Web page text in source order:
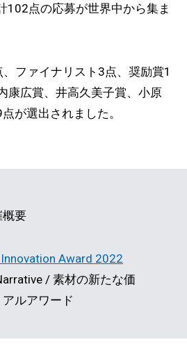
102点の応募が世界中から集ま
ファイナリスト3点、奨励賞1
康広賞、井高久美子賞、小原
点が選出されました。
要
Award 2022
/ 素材の新たな価
ルアワード